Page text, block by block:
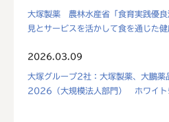
大塚製薬 農林水産省「食育実践優
見とサービスを活かして食を通じた
2026.03.09
大塚グループ2社：大塚製薬、大鵬
2026（大規模法人部門） ホワイ